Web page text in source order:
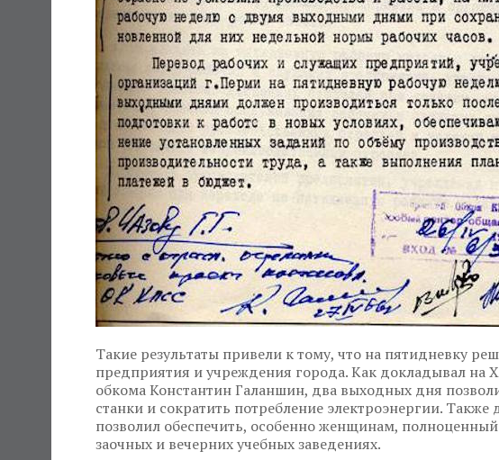
Такие результаты привели к тому, что на пятидневку
предприятия и учреждения города. Как докладывал на
обкома Константин Галаншин, два выходных дня
станки и сократить потребление электроэнергии.
позволил обеспечить, особенно женщинам,
заочных и вечерних учебных заведениях.